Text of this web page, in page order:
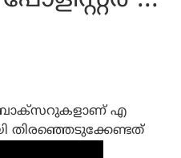
എ
തിരഞ്ഞെടുക്കേണ്ടത്